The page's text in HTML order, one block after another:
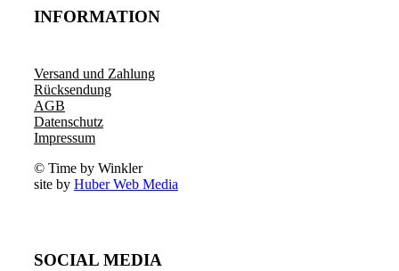
INFORMATION
Versand und Zahlung
Rücksendung
AGB
Datenschutz
Impressum
© Time by Winkler
site by Huber Web Media
SOCIAL MEDIA